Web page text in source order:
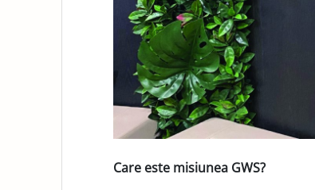
Care este misiunea GWS?